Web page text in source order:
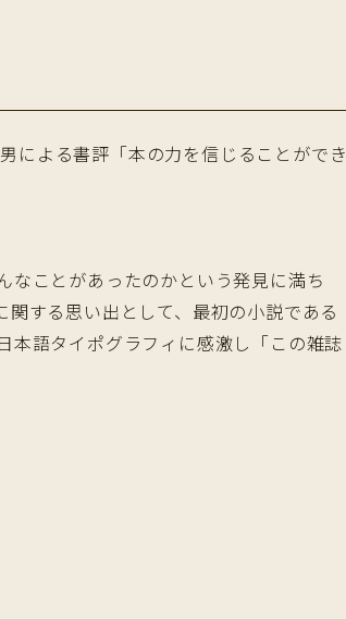
による書評「本の力を信じることができ
なことがあったのかという発見に満ち
する思い出として、最初の小説である
本語タイポグラフィに感激し「この雑誌